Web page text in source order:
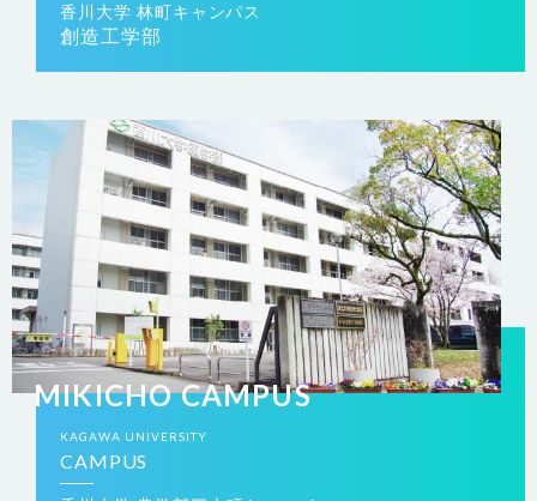
香川大学 林町キャンパス
創造工学部
MIKICHO CAMPUS
KAGAWA UNIVERSITY
CAMPUS